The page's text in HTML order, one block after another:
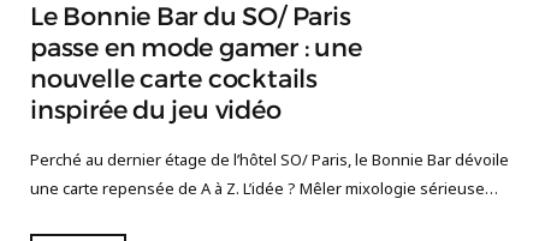
Le Bonnie Bar du SO/ Paris
passe en mode gamer : une
nouvelle carte cocktails
inspirée du jeu vidéo
Perché au dernier étage de l’hôtel SO/ Paris, le Bonnie Bar dévoile
une carte repensée de A à Z. L’idée ? Mêler mixologie sérieuse…